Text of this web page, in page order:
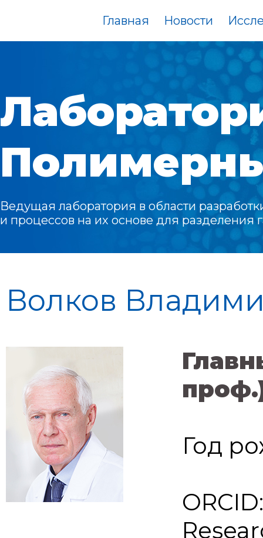
Главная Новости
Ведущая лаборатория в области
и процессов на их основе для разделения
Волков
Год